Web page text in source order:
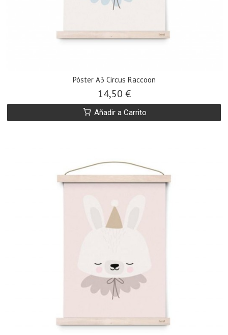
Póster A3 Circus Raccoon
14,50 €
Añadir a Carrito